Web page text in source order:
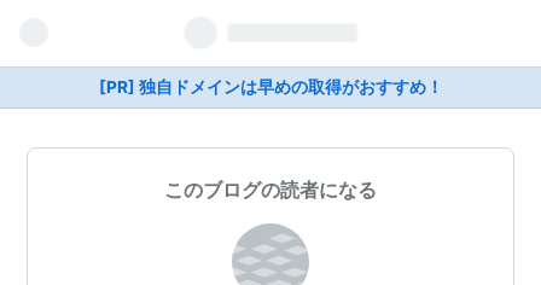
[PR] 独自ドメインは早めの取得がおすすめ！
このブログの読者になる